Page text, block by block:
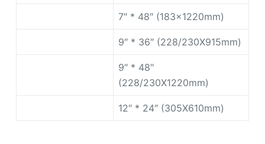
7″ * 48″ (183x1220mm)
9″ * 36″ (228/230X915mm)
9″ * 48″
(228/230X1220mm)
12″ * 24″ (305X610mm)